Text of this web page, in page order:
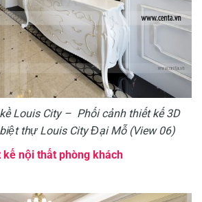
Louis City – Phối cảnh thiết kế 3D
thự Louis City Đại Mỗ (View 06)
nội thất phòng khách